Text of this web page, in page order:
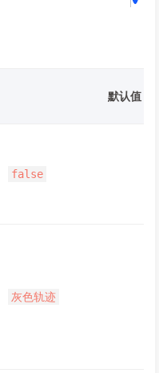
默认值
false
灰色轨迹